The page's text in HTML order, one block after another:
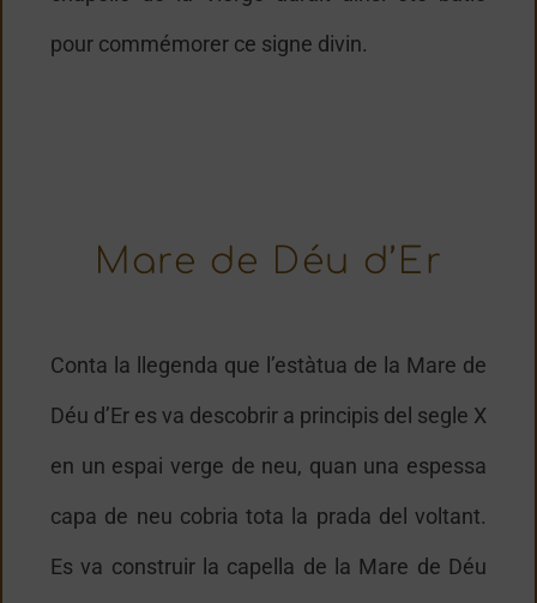
pour commémorer ce signe divin.
Mare de Déu d’Er
Conta la llegenda que l’estàtua de la Mare de
Déu d’Er es va descobrir a principis del segle X
en un espai verge de neu, quan una espessa
capa de neu cobria tota la prada del voltant.
Es va construir la capella de la Mare de Déu